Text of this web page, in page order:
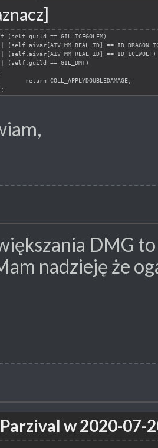
(self.guild == GIL_ICEGOLEM)
|| (self.aivar[AIV_MM_REAL_ID] ==
|| (self.aivar[AIV_MM_REAL_ID] ==
|| (self.guild == GIL_DMT)
return COLL_APPLYDOUBLEDAMAGE;
DMG
nadzieję że
w 2020-07-